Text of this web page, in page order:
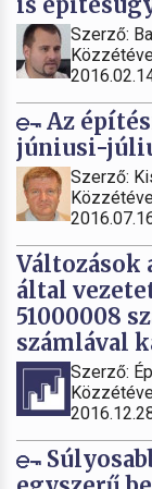
Szerző:
Az
júniusi-
Szerző:
Változások
által
51000008
számlával
Szerző: